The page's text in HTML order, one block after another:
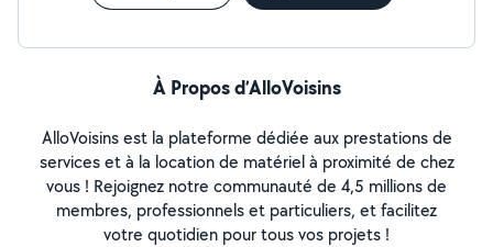
À Propos d’AlloVoisins
AlloVoisins est la plateforme dédiée aux prestations de
services et à la location de matériel à proximité de chez
vous ! Rejoignez notre communauté de 4,5 millions de
membres, professionnels et particuliers, et facilitez
votre quotidien pour tous vos projets !